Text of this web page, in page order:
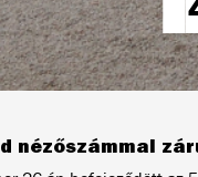
nézőszámmal